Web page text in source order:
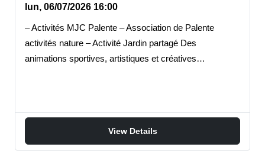
lun, 06/07/2026 16:00
– Activités MJC Palente – Association de Palente
activités nature – Activité Jardin partagé Des
animations sportives, artistiques et créatives…
View Details